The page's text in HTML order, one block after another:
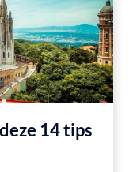
14 tips